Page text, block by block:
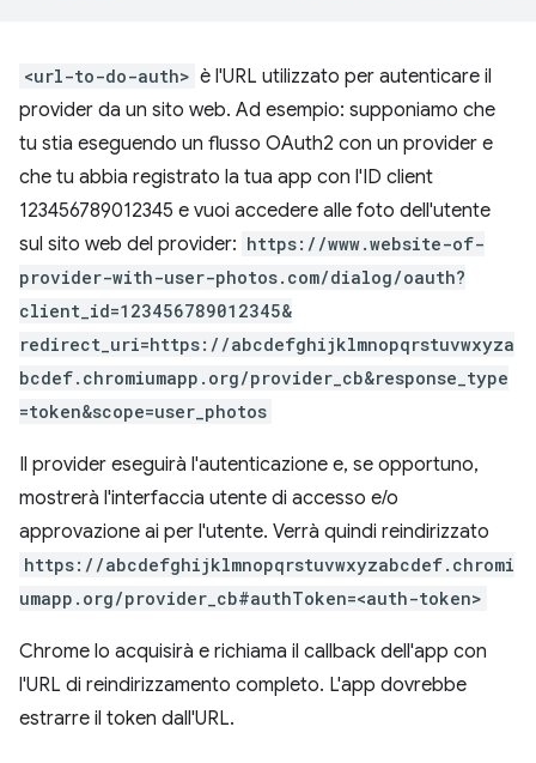
<url-to-do-auth> è l'URL utilizzato per autenticare il
provider da un sito web. Ad esempio: supponiamo che
tu stia eseguendo un flusso OAuth2 con un provider e
che tu abbia registrato la tua app con l'ID client
123456789012345 e vuoi accedere alle foto dell'utente
sul sito web del provider: https://www.website-of-
provider-with-user-photos.com/dialog/oauth?
client_id=123456789012345&
redirect_uri=https://abcdefghijklmnopqrstuvwxyza
bcdef.chromiumapp.org/provider_cb&response_type
=token&scope=user_photos
Il provider eseguirà l'autenticazione e, se opportuno,
mostrerà l'interfaccia utente di accesso e/o
approvazione ai per l'utente. Verrà quindi reindirizzato
https://abcdefghijklmnopqrstuvwxyzabcdef.chromi
umapp.org/provider_cb#authToken=<auth-token>
Chrome lo acquisirà e richiama il callback dell'app con
l'URL di reindirizzamento completo. L'app dovrebbe
estrarre il token dall'URL.